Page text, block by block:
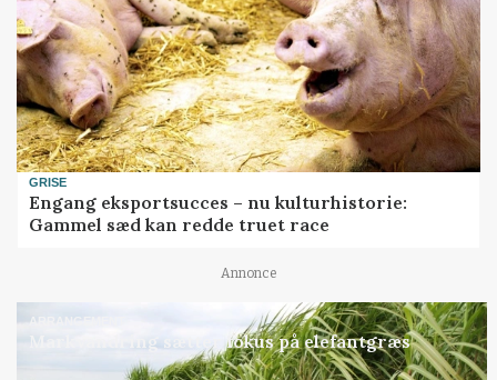
GRISE
Engang eksportsucces – nu kulturhistorie:
Gammel sæd kan redde truet race
Annonce
ARRANGEMENT
Markvandring sætter fokus på elefantgræs